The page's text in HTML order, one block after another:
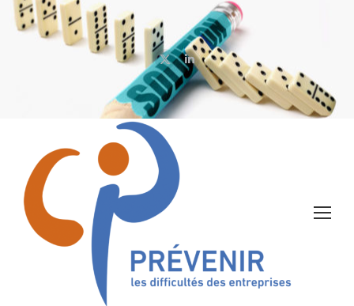
X
page
opens
in
window
LinkedIn
page
opens